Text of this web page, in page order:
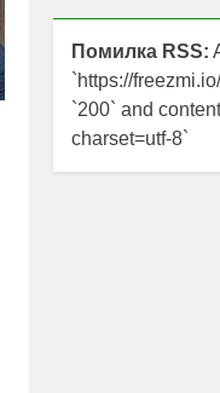
Помилка RSS:
`https://
`200` and
charset=utf-8`